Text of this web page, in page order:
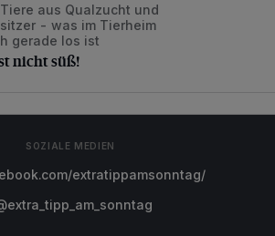
nicht süß!
aus Qualzucht und
- was im Tierheim
gerade los ist
nicht süß!
SOZIALE MEDIEN
extratippamsonntag/